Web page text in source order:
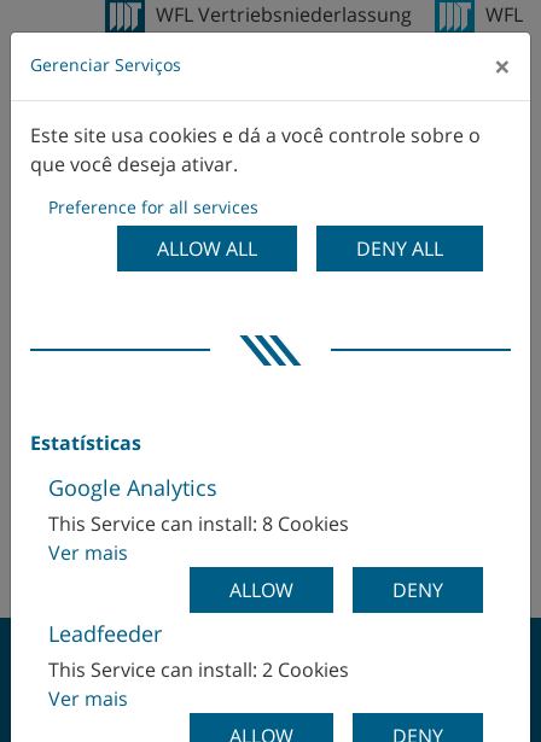
Cingapura
Corea
Emirados Árabes Unidos
Espanha
França
Hungria
WFL Vertriebsniederlassung
WFL
WFL Millturn Technologies GmbH & Co. KG
Egito
hakan.koc(at)wfl.at
+43 732 6913/2329
+43 (664) 8829 3559
http://www.wfl.at
Gerenciar Serviços ×
Este site usa cookies e dá a você controle sobre o
que você deseja ativar.
Preference for all services
ALLOW ALL DENY ALL
Estatísticas
Google Analytics
This Service can install: 8 Cookies
Ver mais
ALLOW
DENY
Leadfeeder
This Service can install: 2 Cookies
Ver mais
ALLOW
DENY